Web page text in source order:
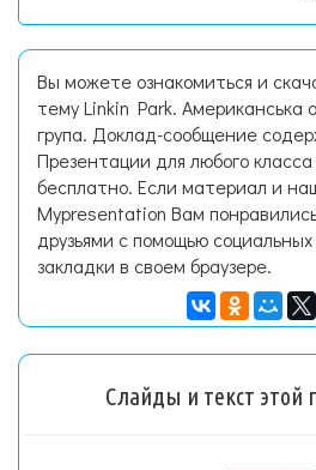
Вы можете ознакомиться и
тему Linkin Park. Американська
група. Доклад-сообщение
Презентации для любого
бесплатно. Если материал и
Mypresentation Вам
друзьями с помощью
закладки в своем браузере.
Слайды и текст этой